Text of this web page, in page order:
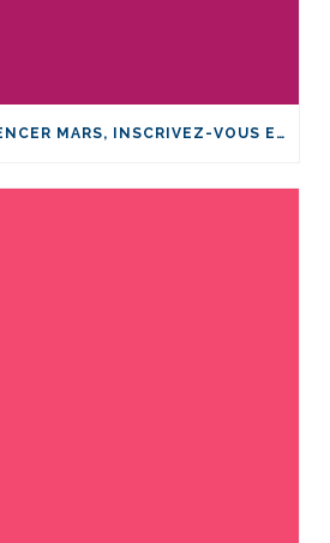
POUR BIEN COMMENCER MARS, INSCRIVEZ-VOUS ET FORMEZ-VOUS EN LA-SANTÉ!